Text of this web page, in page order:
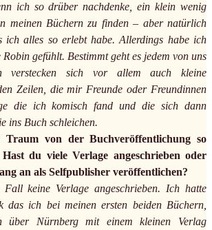
ich so drüber nachdenke, ein klein wenig
meinen Büchern zu finden – aber natürlich
ich alles so erlebt habe. Allerdings habe ich
gefühlt. Bestimmt geht es jedem von uns
verstecken sich vor allem auch kleine
Zeilen, die mir Freunde oder Freundinnen
die ich komisch fand und die sich dann
ins Buch schleichen.
von der Buchveröffentlichung so
du viele Verlage angeschrieben oder
an als Selfpublisher veröffentlichen?
keine Verlage angeschrieben. Ich hatte
das ich bei meinen ersten beiden Büchern,
über Nürnberg mit einem kleinen Verlag